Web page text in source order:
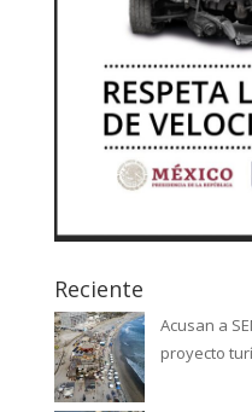
Reciente
Acusan a
proyecto